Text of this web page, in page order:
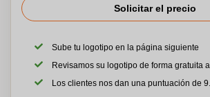
Solicitar el precio
Sube tu logotipo en la página siguiente
Revisamos su logotipo de forma gratuita
Los clientes nos dan una puntuación de